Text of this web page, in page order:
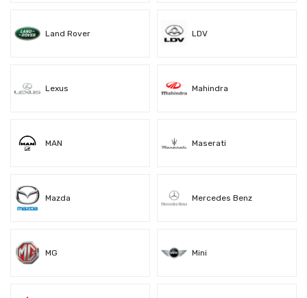
Land Rover LDV
Lexus Mahindra
MAN Maserati
Mazda Mercedes Benz
MG Mini